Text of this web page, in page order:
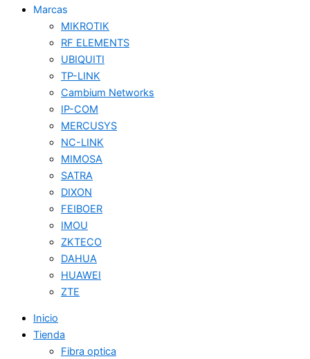
Marcas
MIKROTIK
RF ELEMENTS
UBIQUITI
TP-LINK
Cambium Networks
IP-COM
MERCUSYS
NC-LINK
MIMOSA
SATRA
DIXON
FEIBOER
IMOU
ZKTECO
DAHUA
HUAWEI
ZTE
Inicio
Tienda
Fibra optica